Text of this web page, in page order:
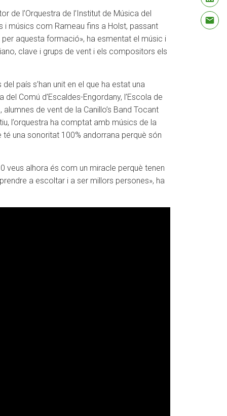
de l’Orquestra de l’Institut de Música del
i músics com Rameau fins a Holst, passant
aquesta formació», ha esmentat el músic i
clave i grups de vent i els compositors els
país s’han unit en el que ha estat una
Comú d’Escaldes-Engordany, l’Escola de
de vent de la Canillo’s Band Tocant
l’orquestra ha comptat amb músics de la
una sonoritat 100% andorrana perquè són
veus alhora és com un miracle perquè tenen
a escoltar i a ser millors persones», ha